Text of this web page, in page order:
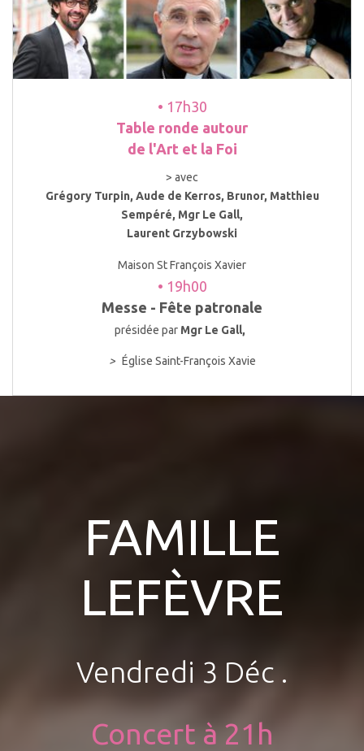
• 17h30
Table ronde autour
de l'Art et la Foi
> avec
Grégory Turpin, Aude de Kerros, Brunor, Matthieu
Sempéré, Mgr Le Gall,
Laurent Grzybowski
Maison St François Xavier
• 19h00
Messe - Fête patronale
présidée parMgr Le Gall,
> Église Saint-François Xavie
FAMILLE
LEFÈVRE
Vendredi 3 Déc .
Concert à 21h